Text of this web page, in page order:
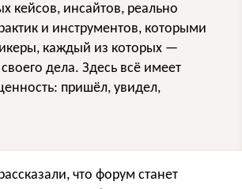
кейсов, инсайтов, реально
и инструментов, которыми
каждый из которых —
дела. Здесь всё имеет
пришёл, увидел,
что форум станет